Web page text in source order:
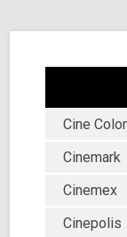
Cine
Cinemark
Cinemex
Cinepolis